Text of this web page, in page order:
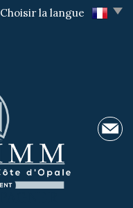
Choisir la langue